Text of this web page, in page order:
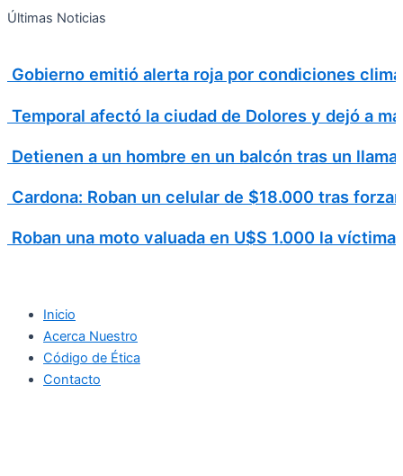
Ir
Últimas Noticias
Gobierno emitió alerta roja por condiciones
Temporal afectó la ciudad de Dolores y dejó a
Detienen a un hombre en un balcón tras un
Cardona: Roban un celular de $18.000 tras
Roban una moto valuada en U$S 1.000 la
Inicio
Acerca Nuestro
Código de Ética
Contacto
Search